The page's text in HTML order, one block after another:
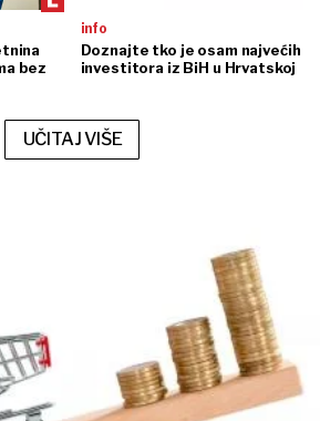
bez
info
Doznajte tko je osam najvećih
investitora iz BiH u Hrvatskoj
UČITAJ VIŠE